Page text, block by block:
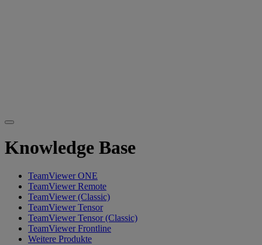
Knowledge Base
TeamViewer ONE
TeamViewer Remote
TeamViewer (Classic)
TeamViewer Tensor
TeamViewer Tensor (Classic)
TeamViewer Frontline
Weitere Produkte